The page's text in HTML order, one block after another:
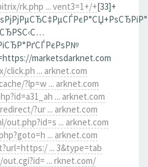
rk.php ... vent3=1+/+[33]+
marketsdarknet.com
... arknet.com
?lp=w ... arknet.com
... arknet.com
?ur ... arknet.com
... arknet.com
... arknet.com
... 3&type=tab
... rknet.com/